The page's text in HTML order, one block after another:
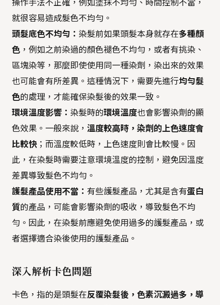
操作手法不正確，例如塗抹不均勻、時間控制不當，
就很容易造成髮色不均勻。
頭髮底色不均勻： 染髮前如果頭髮本身就存在多種顏
色 ，例如之前染過的顏色褪色不均勻，或者有挑染、
區塊染等，那麼即使使用同一種染劑，染出來的效果
也可能會有所差異。這種情況下，需要先進行均勻髮
色的處理，才能確保染髮後的效果一致。
環境溫度影響： 染髮時的環境溫度也會影響染劑的顯
色效果。一般來說， 溫度較高時，染劑的上色速度會
比較快 ；而溫度較低時，上色速度則會比較慢。因
此，在染髮時需要注意環境溫度的控制，避免因溫度
差異導致髮色不均勻。
護髮產品使用不當： 有些護髮產品，尤其是含有蛋白
質的產品，可能會影響染劑的吸收，導致髮色不均
勻。因此，在染髮前應避免使用過多的護髮產品，或
者選擇適合染後使用的護髮產品。
深入解析卡色問題
卡色，指的是頭髮在反覆染髮後，色素沉澱過多，導